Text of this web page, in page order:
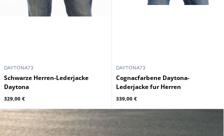
DAYTONA73
Schwarze Herren-Lederjacke
Daytona
329,00 €
DAYTONA73
Cognacfarbene Daytona-
Lederjacke fur Herren
339,00 €